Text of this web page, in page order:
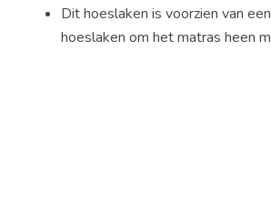
Dit hoeslaken is voorzien van
hoeslaken om het matras heen